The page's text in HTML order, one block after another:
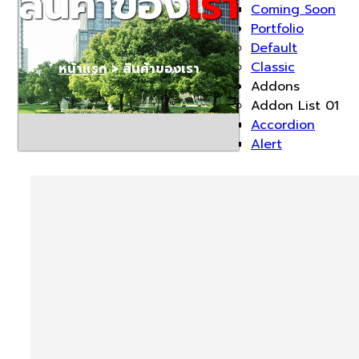
หน้าแรก> สินค้าของเรา
Coming Soon
Portfolio
Default
Classic
Addons
Addon List 01
Accordion
Alert